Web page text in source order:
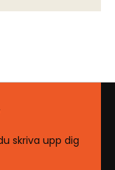
skriva upp dig